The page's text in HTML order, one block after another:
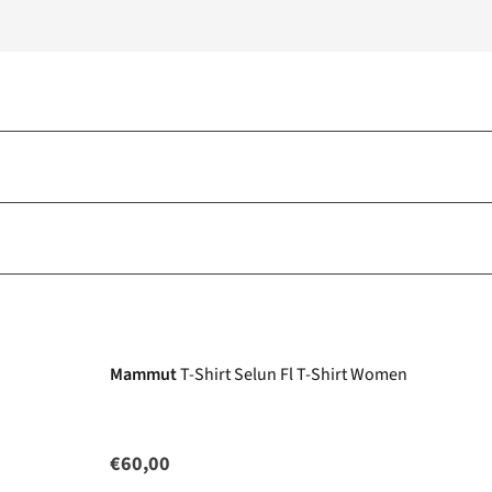
MammutT-Shirt Selun Fl T-Shirt Women
€60,00